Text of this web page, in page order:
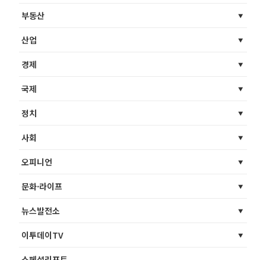
부동산
산업
경제
국제
정치
사회
오피니언
문화·라이프
뉴스발전소
이투데이TV